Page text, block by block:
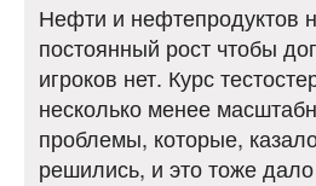
Нефти и нефтепродуктов
постоянный рост чтобы
игроков нет. Курс
несколько менее
проблемы, которые,
решились, и это тоже